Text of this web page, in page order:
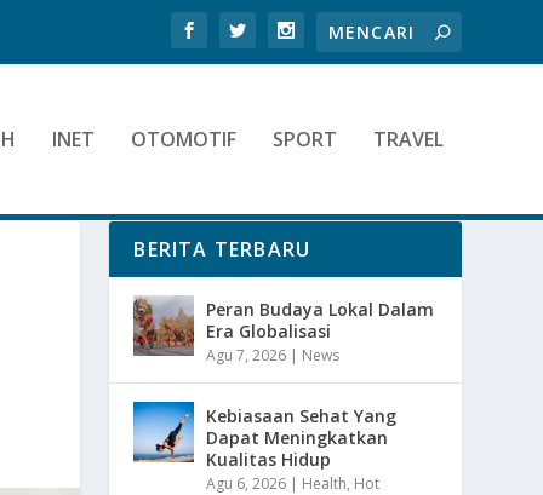
INET OTOMOTIF SPORT TRAVEL
BERITA TERBARU
Peran Budaya Lokal Dalam
Era Globalisasi
Agu 7, 2026 | News
Kebiasaan Sehat Yang
Dapat Meningkatkan
Kualitas Hidup
Agu 6, 2026 | Health, Hot